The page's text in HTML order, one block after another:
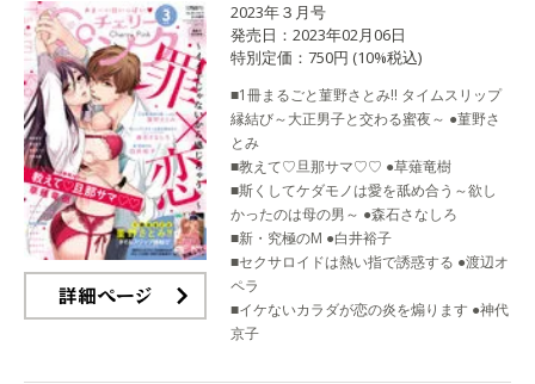
2023年３月号
発売日：2023年02月06日
特別定価：750円 (10%税込)
■1冊まるごと菫野さとみ!! タイムスリップ
縁結び～大正男子と交わる蜜夜～ ●菫野さ
とみ
■教えて♡旦那サマ♡♡ ●草薙竜樹
■斯くしてケダモノは愛を舐め合う～欲し
かったのは母の男～ ●森石さなしろ
■新・究極のM ●白井裕子
■セクサロイドは熱い指で誘惑する ●渡辺オ
ペラ
■イケないカラダが恋の炎を煽ります ●神代
京子